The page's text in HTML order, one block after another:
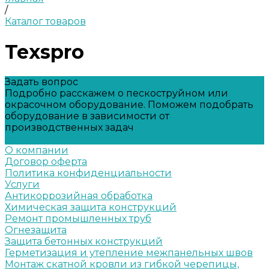
/
Каталог товаров
Texspro
Задать вопрос
Подробно расскажем о пескоструйном или
окрасочном оборудование. Поможем подобрать
оборудование в зависимости от
производственных задач
О компании
Договор оферта
Политика конфиденциальности
Услуги
Антикоррозийная обработка
Химическая защита конструкций
Ремонт промышленных труб
Огнезащита
Защита бетонных конструкций
Герметизация и утепление межпанельных швов
Монтаж скатной кровли из гибкой черепицы,